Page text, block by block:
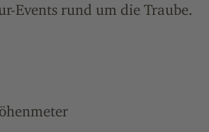
Events rund um die Traube.